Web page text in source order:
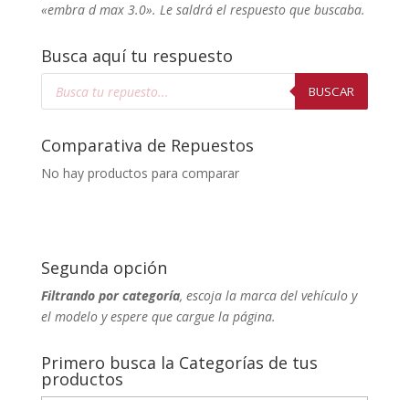
«embra d max 3.0». Le saldrá el respuesto que buscaba.
Busca aquí tu respuesto
Búsqueda
BUSCAR
Comparativa de Repuestos
No hay productos para comparar
Segunda opción
Filtrando por categoría, escoja la marca del vehículo y
el modelo y espere que cargue la página.
Primero busca la Categorías de tus
productos